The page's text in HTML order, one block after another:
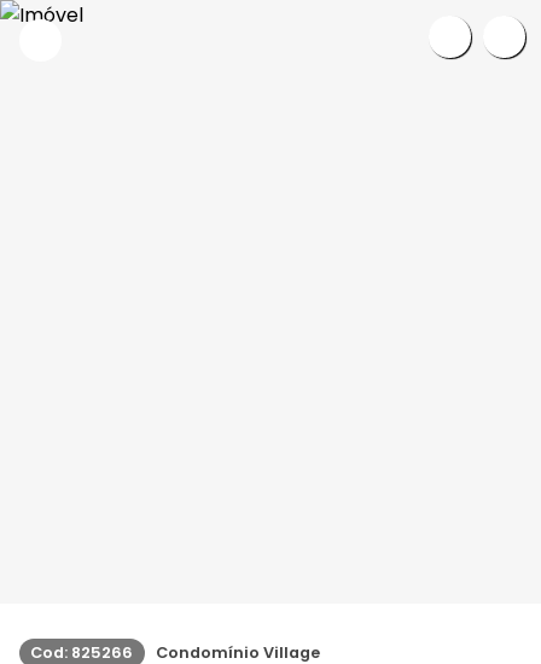
Cod: 825266 Condomínio Village